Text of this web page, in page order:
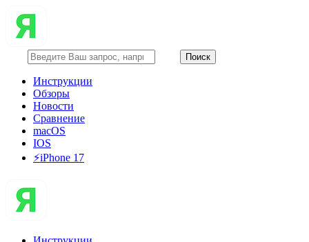
Инструкции
Обзоры
Новости
Сравнение
macOS
IOS
⚡️iPhone 17